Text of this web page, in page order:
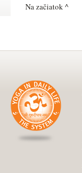
Na začiatok ^